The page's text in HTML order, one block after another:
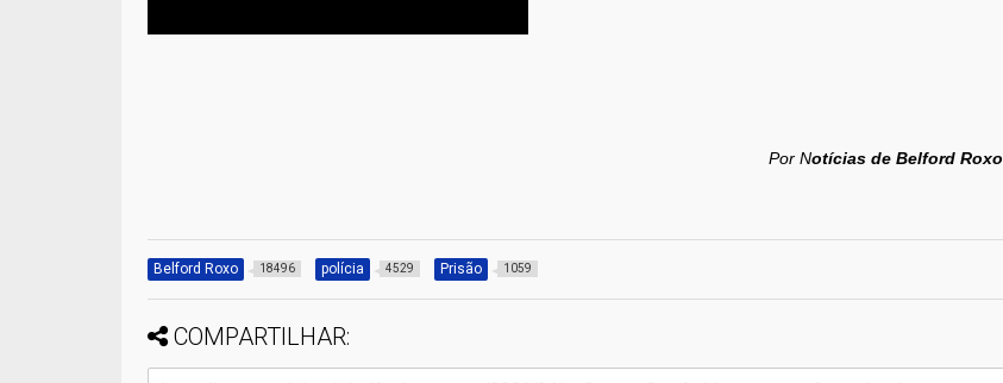
Por Notícias de Belford Roxo
Belford Roxo 18496 polícia 4529 Prisão 1059
COMPARTILHAR: